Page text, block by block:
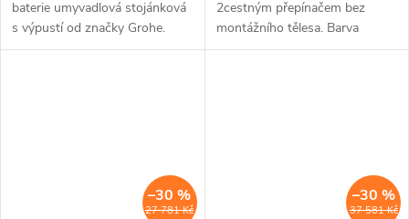
baterie umyvadlová stojánková
s výpustí od značky Grohe.
Série: Allure. Typ baterie:
2cestným přepínačem bez
montážního tělesa. Barva
chrom.
27 781 Kč
–30 %
37 581 Kč
–30 %